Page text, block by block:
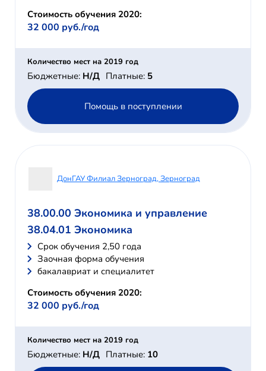
Стоимость обучения 2020:
32 000 руб./год
Количество мест на 2019 год
Бюджетные: Н/Д Платные: 5
Помощь в поступлении
ДонГАУ Филиал Зерноград, Зерноград
38.00.00 Экономика и управление
38.04.01 Экономика
Cрок обучения 2,50 года
Заочная форма обучения
бакалавриат и специалитет
Стоимость обучения 2020:
32 000 руб./год
Количество мест на 2019 год
Бюджетные: Н/Д Платные: 10